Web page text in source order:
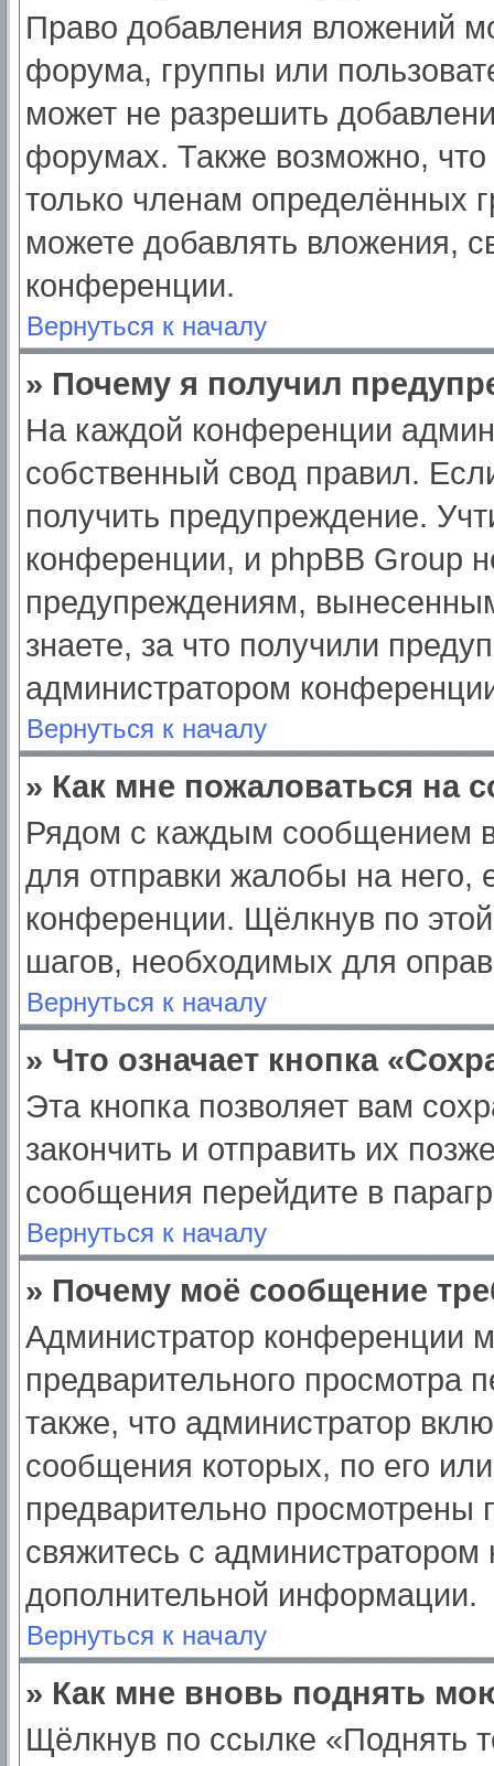
Право добавления вложений
форума, группы или
может не разрешить
форумах. Также возможно,
только членам определённых
можете добавлять вложения,
конференции.
Вернуться к началу
» Почему я получил
На каждой конференции
собственный свод правил.
получить предупреждение.
конференции, и phpBB Group
предупреждениям,
знаете, за что получили
администратором
Вернуться к началу
» Как мне пожаловаться на
Рядом с каждым сообщением
для отправки жалобы на него,
конференции. Щёлкнув по
шагов, необходимых для
Вернуться к началу
» Что означает кнопка
Эта кнопка позволяет вам
закончить и отправить их
сообщения перейдите в
Вернуться к началу
» Почему моё сообщение
Администратор конференции
предварительного просмотра
также, что администратор
сообщения которых, по его
предварительно просмотрены
свяжитесь с
дополнительной информации.
Вернуться к началу
» Как мне вновь поднять
Щёлкнув по ссылке «Поднять